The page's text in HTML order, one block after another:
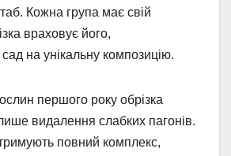
Кожна група має свій
враховує його,
на унікальну композицію.
першого року обрізка
видалення слабких пагонів.
повний комплекс,